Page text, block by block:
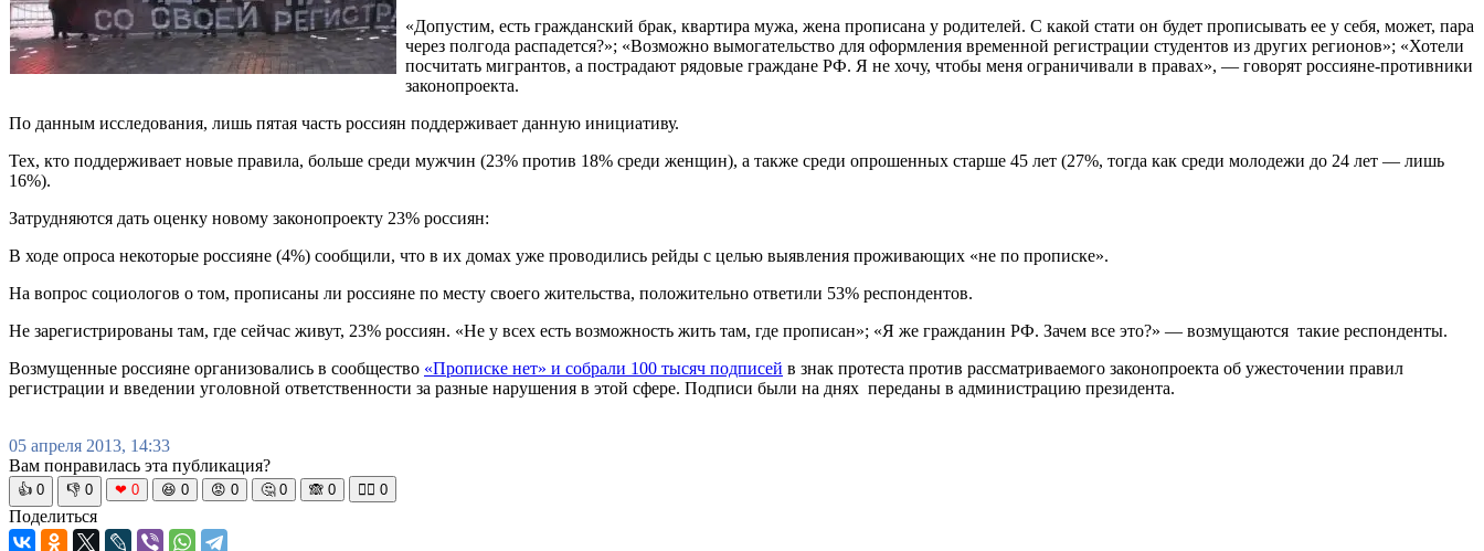
«Допустим, есть гражданский брак, квартира мужа, жена прописана у родителей. С какой стати он будет прописывать ее у себя, может, пара
через полгода распадется?»; «Возможно вымогательство для оформления временной регистрации студентов из других регионов»; «Хотели
посчитать мигрантов, а пострадают рядовые граждане РФ. Я не хочу, чтобы меня ограничивали в правах», — говорят россияне-противники
законопроекта.
По данным исследования, лишь пятая часть россиян поддерживает данную инициативу.
Тех, кто поддерживает новые правила, больше среди мужчин (23% против 18% среди женщин), а также среди опрошенных старше 45 лет (27%, тогда как среди молодежи до 24 лет — лишь
16%).
Затрудняются дать оценку новому законопроекту 23% россиян:
В ходе опроса некоторые россияне (4%) сообщили, что в их домах уже проводились рейды с целью выявления проживающих «не по прописке».
На вопрос социологов о том, прописаны ли россияне по месту своего жительства, положительно ответили 53% респондентов.
Не зарегистрированы там, где сейчас живут, 23% россиян. «Не у всех есть возможность жить там, где прописан»; «Я же гражданин РФ. Зачем все это?» — возмущаются такие респонденты.
Возмущенные россияне организовались в сообщество «Прописке нет» и собрали 100 тысяч подписей в знак протеста против рассматриваемого законопроекта об ужесточении правил
регистрации и введении уголовной ответственности за разные нарушения в этой сфере. Подписи были на днях переданы в администрацию президента.
05 апреля 2013, 14:33
Вам понравилась эта публикация?
👍 0 👎 0 ❤ 0 😆 0 😡 0 🤔 0 🙈 0 🧘‍♀️ 0
Поделиться